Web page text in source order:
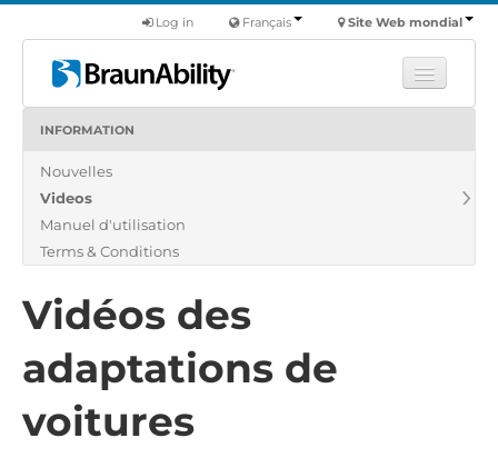
Site Web mondial
Français
Log in
Produits
Nous
Trouver un revendeur
INFORMATION
Nouvelles
Videos
Manuel d'utilisation
Terms & Conditions
Vidéos des
adaptations de
voitures